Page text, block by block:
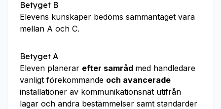
Betyget B
Elevens kunskaper bedöms sammantaget vara
mellan A och C.
Betyget A
Eleven planerar efter samråd med handledare
vanligt förekommande och avancerade
installationer av kommunikationsnät utifrån
lagar och andra bestämmelser samt standarder